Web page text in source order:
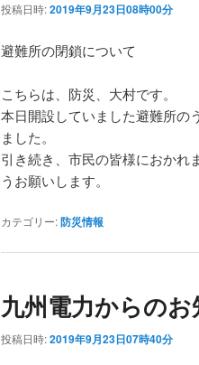
投稿日時:2019年9月23日08時00分
避難所の閉鎖について
こちらは、防災、大村です。
本日開設していました避難所の
ました。
引き続き、市民の皆様におかれ
うお願いします。
カテゴリー:防災情報
九州電力からのお
投稿日時:2019年9月23日07時40分